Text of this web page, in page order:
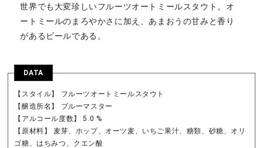
世界でも大変珍しいフルーツオートミールスタウト。オ
ートミールのまろやかさに加え、あまおうの甘みと香り
があるビールである。
DATA
【スタイル】 フルーツオートミールスタウト
【醸造所名】 ブルーマスター
【アルコール度数】 5.0 %
【原材料】 麦芽、ホップ、オーツ麦、いちご果汁、糖類、砂糖、オリ
ゴ糖、はちみつ、クエン酸